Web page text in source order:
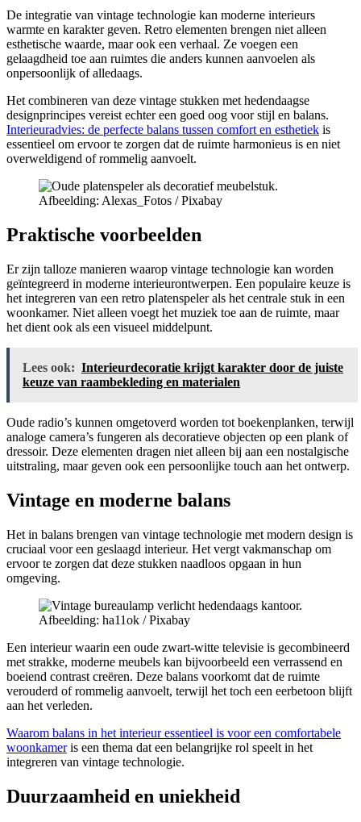
De integratie van vintage technologie kan moderne interieurs
warmte en karakter geven. Retro elementen brengen niet alleen
esthetische waarde, maar ook een verhaal. Ze voegen een
gelaagdheid toe aan ruimtes die anders kunnen aanvoelen als
onpersoonlijk of alledaags.
Het combineren van deze vintage stukken met hedendaagse
designprincipes vereist echter een goed oog voor stijl en balans.
Interieuradvies: de perfecte balans tussen comfort en esthetiek is
essentieel om ervoor te zorgen dat de ruimte harmonieus is en niet
overweldigend of rommelig aanvoelt.
Afbeelding: Alexas_Fotos / Pixabay
Praktische voorbeelden
Er zijn talloze manieren waarop vintage technologie kan worden
geïntegreerd in moderne interieurontwerpen. Een populaire keuze is
het integreren van een retro platenspeler als het centrale stuk in een
woonkamer. Niet alleen voegt het muziek toe aan de ruimte, maar
het dient ook als een visueel middelpunt.
Lees ook: Interieurdecoratie krijgt karakter door de juiste
keuze van raambekleding en materialen
Oude radio’s kunnen omgetoverd worden tot boekenplanken, terwijl
analoge camera’s fungeren als decoratieve objecten op een plank of
dressoir. Deze elementen dragen niet alleen bij aan een nostalgische
uitstraling, maar geven ook een persoonlijke touch aan het ontwerp.
Vintage en moderne balans
Het in balans brengen van vintage technologie met modern design is
cruciaal voor een geslaagd interieur. Het vergt vakmanschap om
ervoor te zorgen dat deze stukken naadloos opgaan in hun
omgeving.
Afbeelding: ha11ok / Pixabay
Een interieur waarin een oude zwart-witte televisie is gecombineerd
met strakke, moderne meubels kan bijvoorbeeld een verrassend en
boeiend contrast creëren. Deze balans voorkomt dat de ruimte
verouderd of rommelig aanvoelt, terwijl het toch een eerbetoon blijft
aan het verleden.
Waarom balans in het interieur essentieel is voor een comfortabele
woonkameris een thema dat een belangrijke rol speelt in het
integreren van vintage technologie.
Duurzaamheid en uniekheid